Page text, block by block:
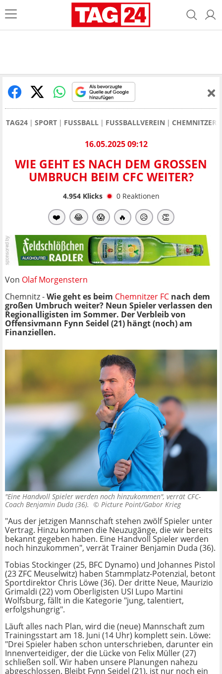
TAG24 SPORT FUSSBALL FUSSBALLVEREIN CHEMNITZER
16.05.2025 09:12
WIE GEHT ES NACH DEM GROSSEN U
MBRUCH BEIM CFC WEITER?
4.954Klicks 0 Reaktionen
❤️ 😂 😱 🔥 😥 👏
Von Olaf Morgenstern
Chemnitz -Wie geht es beim Chemnitzer FC nach dem
großen Umbruch weiter? Neun Spieler verlassen den
Regionalligisten im Sommer. Der Verbleib von
Offensivmann Fynn Seidel (21) hängt (noch) am
Finanziellen.
"Eine Handvoll Spieler werden noch hinzukommen", verrät CFC-
Coach Benjamin Duda (36). © Picture Point/Gabor Krieg
"Aus der jetzigen Mannschaft stehen zwölf Spieler unter
Vertrag. Hinzu kommen die Neuzugänge, die wir bereits
bekannt gegeben haben. Eine Handvoll Spieler werden
noch hinzukommen", verrät Trainer Benjamin Duda (36).
Tobias Stockinger (25, BFC Dynamo) und Johannes Pistol
(23 ZFC Meuselwitz) haben Stammplatz-Potenzial, betont
Sportdirektor Chris Löwe (36). Der dritte Neue, Maurizio
Grimaldi (22) vom Oberligisten USI Lupo Martini
Wolfsburg, fällt in die Kategorie "jung, talentiert,
erfolgshungrig".
Läuft alles nach Plan, wird die (neue) Mannschaft zum
Trainingsstart am 18. Juni (14 Uhr) komplett sein. Löwe:
"Drei Spieler haben schon unterschrieben, darunter ein
Innenverteidiger, der die Lücke von Felix Müller (27)
schließen soll. Wir haben unsere Planungen nahezu
abgeschlossen. Bleibt Fynn Seidel (21), ist nur noch ein